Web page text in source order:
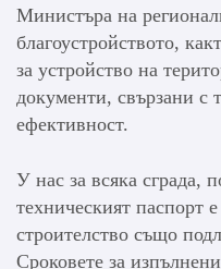
Министъра на
благоустройството,
за устройство на
документи, свързани с
ефективност.
У нас за всяка сграда,
техническият паспорт
строителство също
Сроковете за